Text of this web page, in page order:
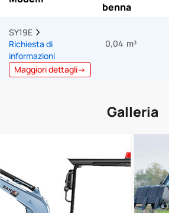
benna
SY19E
Richiesta di
informazioni
Maggiori dettagli→
0,04 m³
Galleria